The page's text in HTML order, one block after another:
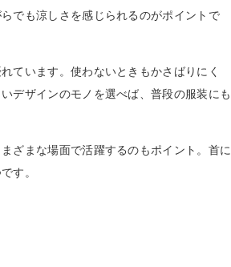
でも涼しさを感じられるのがポイントで
ています。使わないときもかさばりにく
デザインのモノを選べば、普段の服装にも
ざまな場面で活躍するのもポイント。首に
す。